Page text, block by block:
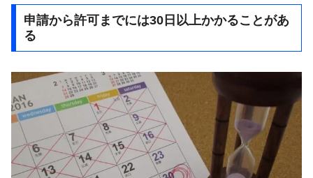
申請から許可までには30日以上かかることがあ
る